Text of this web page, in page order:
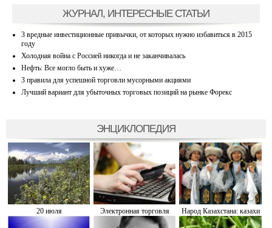
ЖУРНАЛ, ИНТЕРЕСНЫЕ СТАТЬИ
3 вредные инвестиционные привычки, от которых нужно избавиться в 2015
году
Холодная война с Россией никогда и не заканчивалась
Нефть: Все могло быть и хуже…
3 правила для успешной торговли мусорными акциями
Лучший вариант для убыточных торговых позиций на рынке Форекс
ЭНЦИКЛОПЕДИЯ
20 июля Электронная торговля Народ Казахстана: казахи